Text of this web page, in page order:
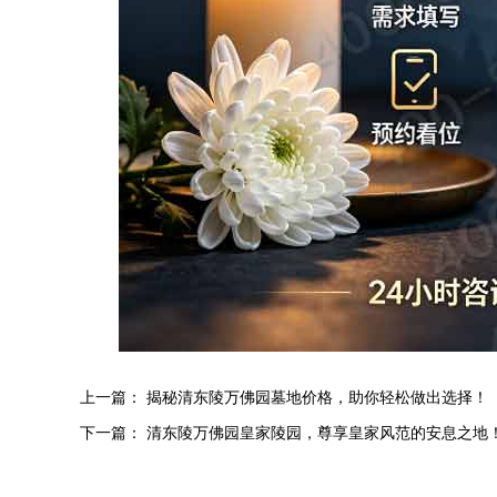
上一篇： 揭秘清东陵万佛园墓地价格，助你轻松做出选择！‌
下一篇： 清东陵万佛园皇家陵园，尊享皇家风范的安息之地